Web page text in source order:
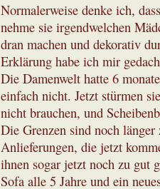
Normalerweise denke ich,
nehme sie irgendwelchen
dran machen und dekorativ
Erklärung habe ich mir
Die Damenwelt hatte 6
einfach nicht. Jetzt stürmen
nicht brauchen, und
Die Grenzen sind noch
Anlieferungen, die jetzt
ihnen sogar jetzt noch zu gut
Sofa alle 5 Jahre und ein